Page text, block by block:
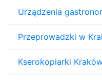
Urządzenia
Przeprowadzki w
Kserokopiarki